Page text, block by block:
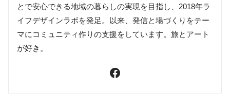
とで安心できる地域の暮らしの実現を目指し、2018年ラ
イフデザインラボを発足。以来、発信と場づくりをテー
マにコミュニティ作りの支援をしています。旅とアート
が好き。